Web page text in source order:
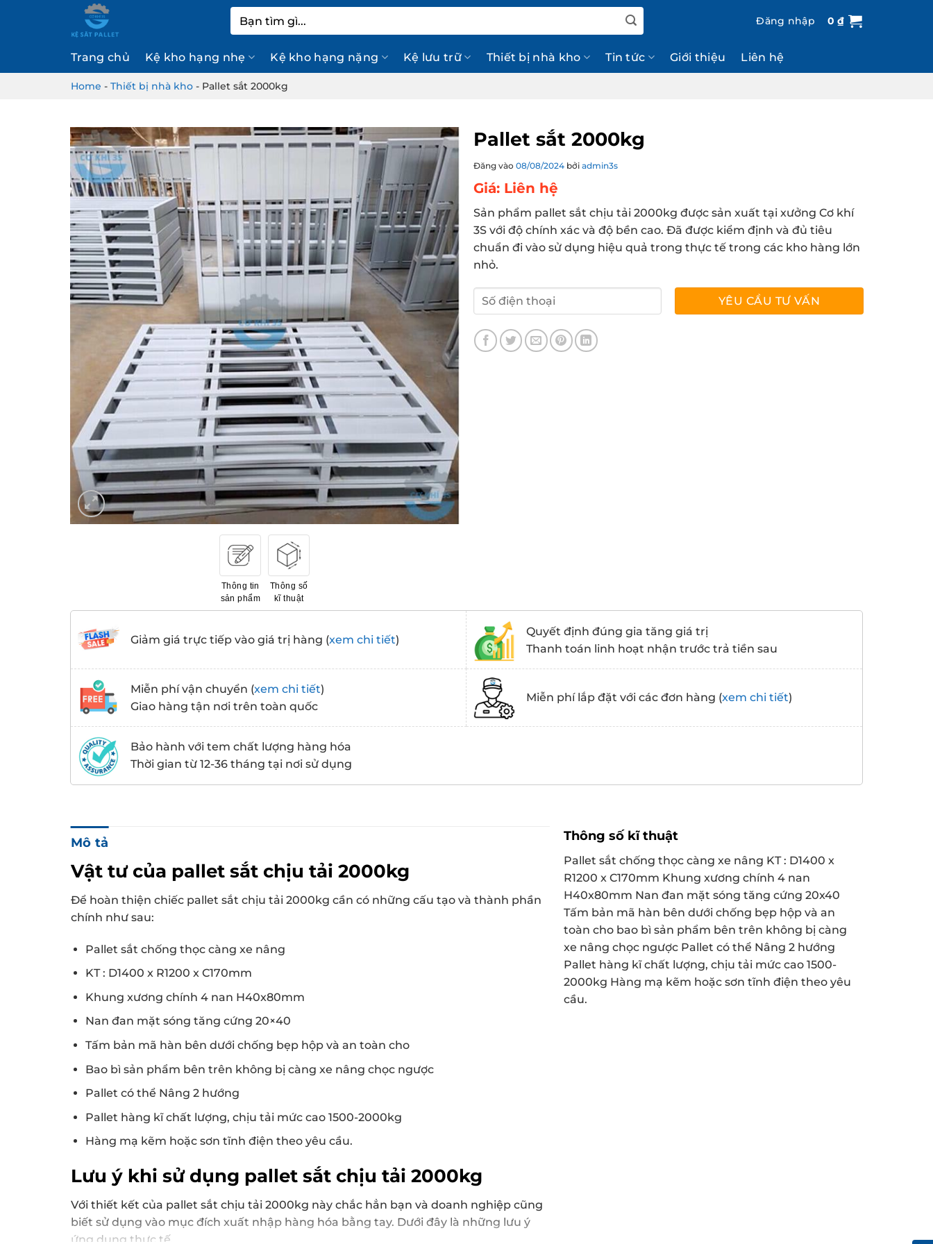
kiếm:
Đăng nhập 0₫
Trang chủ Kệ kho hạng nhẹ Kệ kho hạng nặng Kệ lưu trữ Thiết bị nhà kho Tin tức Giới thiệu Liên hệ
Home - Thiết bị nhà kho - Pallet sắt 2000kg
Thông tin
sản phẩm
Thông số
kĩ thuật
Pallet sắt 2000kg
Đăng vào 08/08/2024 bởi admin3s
Giá: Liên hệ
Sản phẩm pallet sắt chịu tải 2000kg được sản xuất tại xưởng Cơ khí
3S với độ chính xác và độ bền cao. Đã được kiểm định và đủ tiêu
chuẩn đi vào sử dụng hiệu quả trong thực tế trong các kho hàng lớn
nhỏ.
Giảm giá trực tiếp vào giá trị hàng (xem chi tiết)
Quyết định đúng gia tăng giá trị
Thanh toán linh hoạt nhận trước trả tiền sau
Miễn phí vận chuyển (xem chi tiết)
Giao hàng tận nơi trên toàn quốc
Miễn phí lắp đặt với các đơn hàng (xem chi tiết)
Bảo hành với tem chất lượng hàng hóa
Thời gian từ 12-36 tháng tại nơi sử dụng
Mô tả
Vật tư của pallet sắt chịu tải 2000kg
Để hoàn thiện chiếc pallet sắt chịu tải 2000kg cần có những cấu tạo và thành phần
chính như sau:
Pallet sắt chống thọc càng xe nâng
KT : D1400 x R1200 x C170mm
Khung xương chính 4 nan H40x80mm
Nan đan mặt sóng tăng cứng 20×40
Tấm bản mã hàn bên dưới chống bẹp hộp và an toàn cho
Bao bì sản phẩm bên trên không bị càng xe nâng chọc ngược
Pallet có thể Nâng 2 hướng
Pallet hàng kĩ chất lượng, chịu tải mức cao 1500-2000kg
Hàng mạ kẽm hoặc sơn tĩnh điện theo yêu cầu.
Lưu ý khi sử dụng pallet sắt chịu tải 2000kg
Với thiết kết của pallet sắt chịu tải 2000kg này chắc hẳn bạn và doanh nghiệp cũng
biết sử dụng vào mục đích xuất nhập hàng hóa bằng tay. Dưới đây là những lưu ý
ứng dụng thực tế.
Thông số kĩ thuật
Pallet sắt chống thọc càng xe nâng KT : D1400 x
R1200 x C170mm Khung xương chính 4 nan
H40x80mm Nan đan mặt sóng tăng cứng 20x40
Tấm bản mã hàn bên dưới chống bẹp hộp và an
toàn cho bao bì sản phẩm bên trên không bị càng
xe nâng chọc ngược Pallet có thể Nâng 2 hướng
Pallet hàng kĩ chất lượng, chịu tải mức cao 1500-
2000kg Hàng mạ kẽm hoặc sơn tĩnh điện theo yêu
cầu.